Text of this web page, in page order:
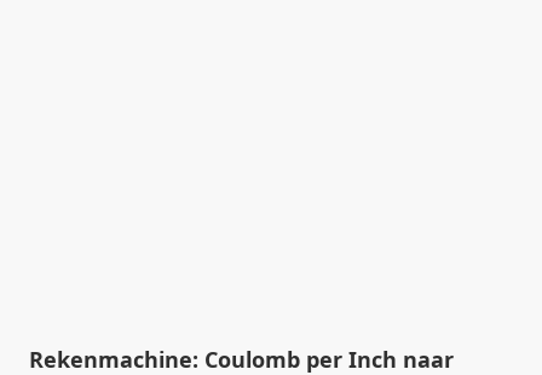
Rekenmachine: Coulomb per Inch naar